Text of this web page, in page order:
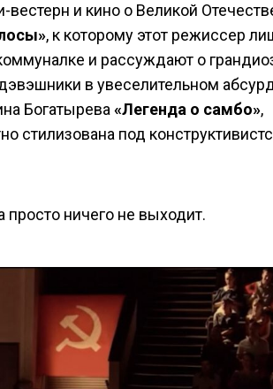
и кино о Великой
, к которому этот режиссер
и рассуждают о
в увеселительном
Богатырева«Легенда о самбо»,
стилизована под
ничего не выходит.